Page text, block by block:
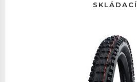
SKLÁDACÍ